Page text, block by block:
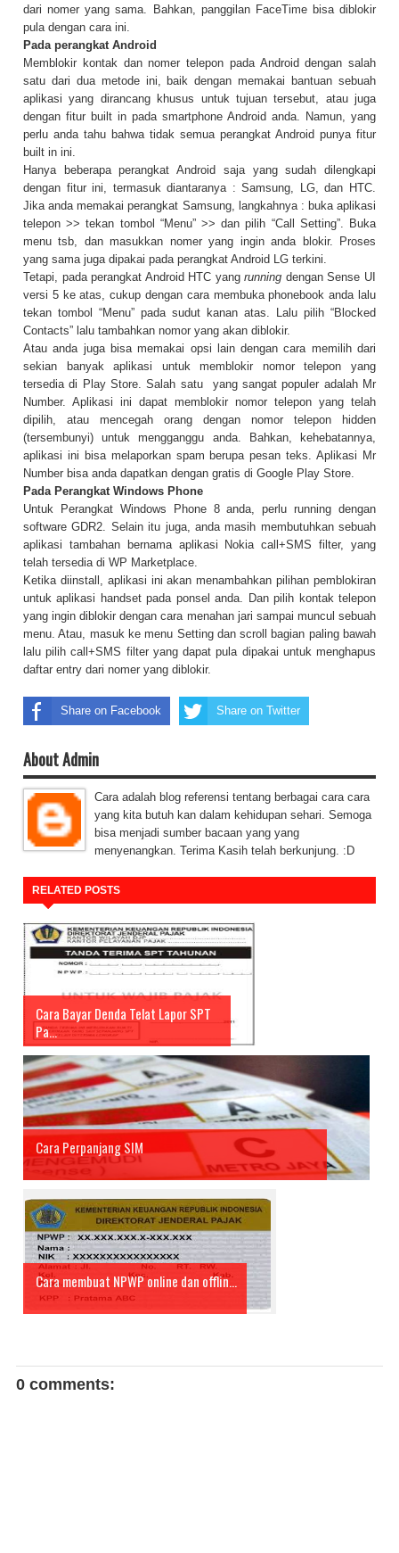
dari nomer yang sama. Bahkan, panggilan FaceTime bisa diblokir
pula dengan cara ini.
Pada perangkat Android
Memblokir kontak dan nomer telepon pada Android dengan salah
satu dari dua metode ini, baik dengan memakai bantuan sebuah
aplikasi yang dirancang khusus untuk tujuan tersebut, atau juga
dengan fitur built in pada smartphone Android anda. Namun, yang
perlu anda tahu bahwa tidak semua perangkat Android punya fitur
built in ini.
Hanya beberapa perangkat Android saja yang sudah dilengkapi
dengan fitur ini, termasuk diantaranya : Samsung, LG, dan HTC.
Jika anda memakai perangkat Samsung, langkahnya : buka aplikasi
telepon >> tekan tombol “Menu” >> dan pilih “Call Setting”. Buka
menu tsb, dan masukkan nomer yang ingin anda blokir. Proses
yang sama juga dipakai pada perangkat Android LG terkini.
Tetapi, pada perangkat Android HTC yangrunning dengan Sense UI
versi 5 ke atas, cukup dengan cara membuka phonebook anda lalu
tekan tombol “Menu” pada sudut kanan atas. Lalu pilih “Blocked
Contacts” lalu tambahkan nomor yang akan diblokir.
Atau anda juga bisa memakai opsi lain dengan cara memilih dari
sekian banyak aplikasi untuk memblokir nomor telepon yang
tersedia di Play Store. Salah satu yang sangat populer adalah Mr
Number. Aplikasi ini dapat memblokir nomor telepon yang telah
dipilih, atau mencegah orang dengan nomor telepon hidden
(tersembunyi) untuk mengganggu anda. Bahkan, kehebatannya,
aplikasi ini bisa melaporkan spam berupa pesan teks. Aplikasi Mr
Number bisa anda dapatkan dengan gratis di Google Play Store.
Pada Perangkat Windows Phone
Untuk Perangkat Windows Phone 8 anda, perlu running dengan
software GDR2. Selain itu juga, anda masih membutuhkan sebuah
aplikasi tambahan bernama aplikasi Nokia call+SMS filter, yang
telah tersedia di WP Marketplace.
Ketika diinstall, aplikasi ini akan menambahkan pilihan pemblokiran
untuk aplikasi handset pada ponsel anda. Dan pilih kontak telepon
yang ingin diblokir dengan cara menahan jari sampai muncul sebuah
menu. Atau, masuk ke menu Setting dan scroll bagian paling bawah
lalu pilih call+SMS filter yang dapat pula dipakai untuk menghapus
daftar entry dari nomer yang diblokir.
Share on Facebook Share on Twitter
About Admin
Cara adalah blog referensi tentang berbagai cara cara
yang kita butuh kan dalam kehidupan sehari. Semoga
bisa menjadi sumber bacaan yang yang
menyenangkan. Terima Kasih telah berkunjung. :D
RELATED POSTS
Cara Bayar Denda Telat Lapor SPT
Pa...
Cara Perpanjang SIM
Cara membuat NPWP online dan offlin...
0 comments: